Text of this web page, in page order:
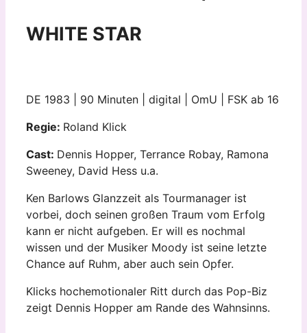
WHITE STAR
DE 1983 | 90 Minuten | digital | OmU | FSK ab 16
Regie: Roland Klick
Cast: Dennis Hopper, Terrance Robay, Ramona
Sweeney, David Hess u.a.
Ken Barlows Glanzzeit als Tourmanager ist
vorbei, doch seinen großen Traum vom Erfolg
kann er nicht aufgeben. Er will es nochmal
wissen und der Musiker Moody ist seine letzte
Chance auf Ruhm, aber auch sein Opfer.
Klicks hochemotionaler Ritt durch das Pop-Biz
zeigt Dennis Hopper am Rande des Wahnsinns.